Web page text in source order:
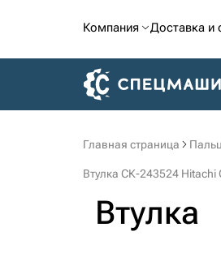
Компания Доставка и
Главная страница
Втулка СК-243524 Hitachi
Втулка